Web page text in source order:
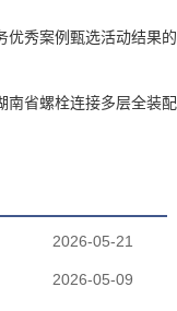
优秀案例甄选活动结果的
南省螺栓连接多层全装配
2026-05-21
2026-05-09